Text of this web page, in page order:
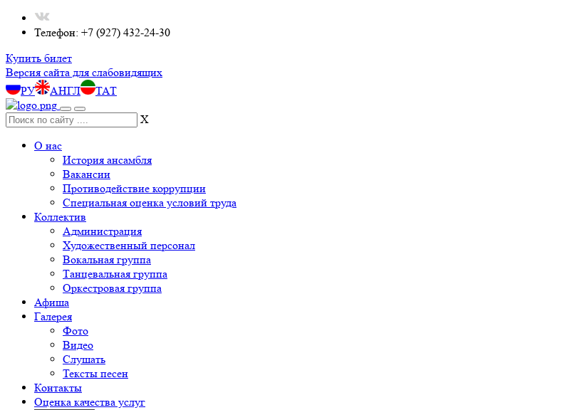
Телефон: +7 (927) 432-24-30
Купить билет
Версия сайта для слабовидящих
РУ
АНГЛ ТАТ
X
О нас
История ансамбля
Вакансии
Противодействие коррупции
Специальная оценка условий труда
Коллектив
Администрация
Художественный персонал
Вокальная группа
Танцевальная группа
Оркестровая группа
Афиша
Галерея
Фото
Видео
Слушать
Тексты песен
Контакты
Оценка качества услуг